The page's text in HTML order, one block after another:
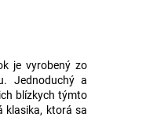
je vyrobený zo
Jednoduchý a
blízkych týmto
klasika, ktorá sa